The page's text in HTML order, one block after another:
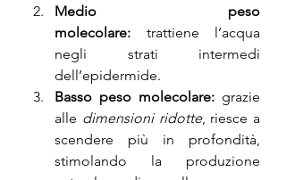
Medio peso
molecolare: trattiene l’acqua
negli strati intermedi
dell’epidermide.
Basso peso molecolare: grazie
alle dimensioni ridotte, riesce a
scendere più in profondità,
stimolando la produzione